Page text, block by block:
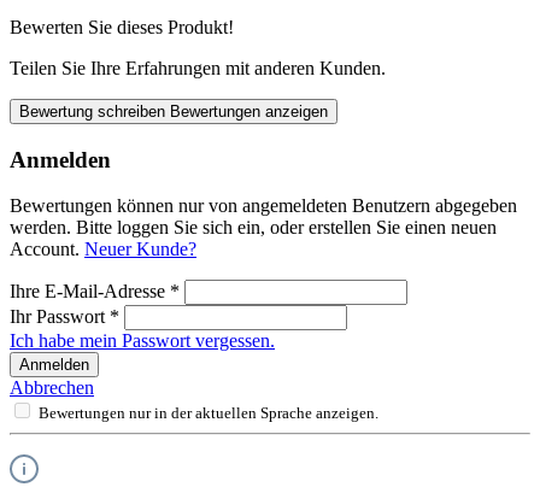
Bewerten Sie dieses Produkt!
Teilen Sie Ihre Erfahrungen mit anderen Kunden.
Bewertung schreiben Bewertungen anzeigen
Anmelden
Bewertungen können nur von angemeldeten Benutzern abgegeben
werden. Bitte loggen Sie sich ein, oder erstellen Sie einen neuen
Account. Neuer Kunde?
Ihre E-Mail-Adresse *
Ihr Passwort *
Ich habe mein Passwort vergessen.
Anmelden
Abbrechen
Bewertungen nur in der aktuellen Sprache anzeigen.